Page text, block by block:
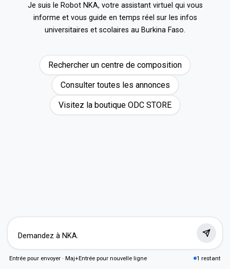
Je suis le Robot NKA, votre assistant virtuel qui vous
informe et vous guide en temps réel sur les infos
universitaires et scolaires au Burkina Faso.
Rechercher un centre de composition
Consulter toutes les annonces
Visitez la boutique ODC STORE
Entrée pour envoyer · Maj+Entrée pour nouvelle ligne 1 restant